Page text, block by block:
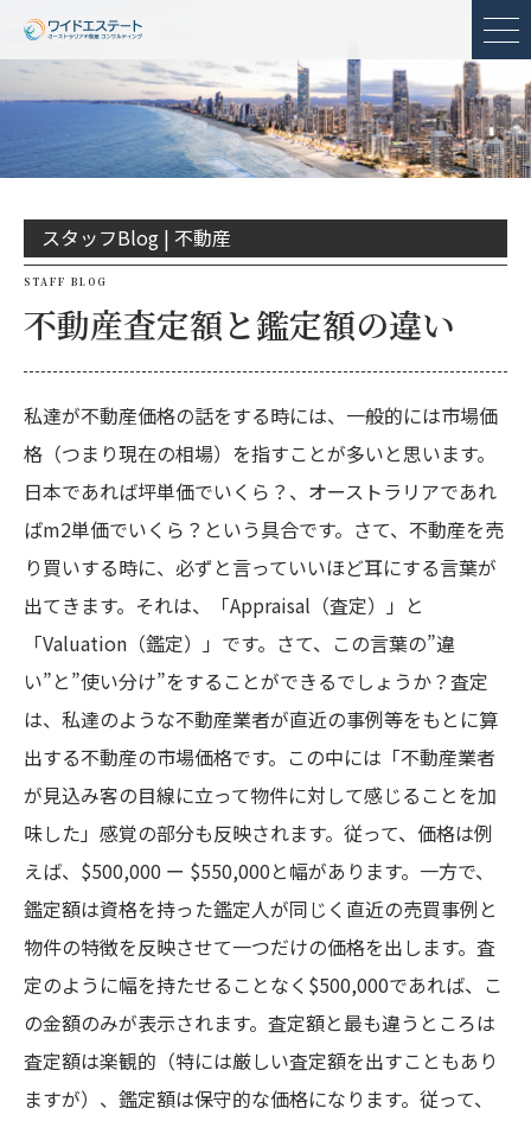
メ
スタッフBlog | 不動産
STAFF BLOG
不動産査定額と鑑定額の違い
私達が不動産価格の話をする時には、一般的には市場価
格（つまり現在の相場）を指すことが多いと思います。
日本であれば坪単価でいくら？、オーストラリアであれ
ばm2単価でいくら？という具合です。さて、不動産を売
り買いする時に、必ずと言っていいほど耳にする言葉が
出てきます。それは、「Appraisal（査定）」と
「Valuation（鑑定）」です。さて、この言葉の”違
い”と”使い分け”をすることができるでしょうか？査定
は、私達のような不動産業者が直近の事例等をもとに算
出する不動産の市場価格です。この中には「不動産業者
が見込み客の目線に立って物件に対して感じることを加
味した」感覚の部分も反映されます。従って、価格は例
えば、$500,000 ー $550,000と幅があります。一方で、
鑑定額は資格を持った鑑定人が同じく直近の売買事例と
物件の特徴を反映させて一つだけの価格を出します。査
定のように幅を持たせることなく$500,000であれば、こ
の金額のみが表示されます。査定額と最も違うところは
査定額は楽観的（特には厳しい査定額を出すこともあり
ますが）、鑑定額は保守的な価格になります。従って、